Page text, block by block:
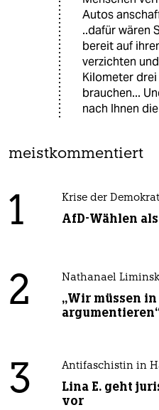
Autos
..dafür wären
bereit auf
verzichten
Kilometer
brauchen...
nach Ihnen
meistkommentiert
1 Krise der
AfD-Wählen
2 Nathanael
„Wir müssen
3 Antifaschistin in
Lina E. geht
vor